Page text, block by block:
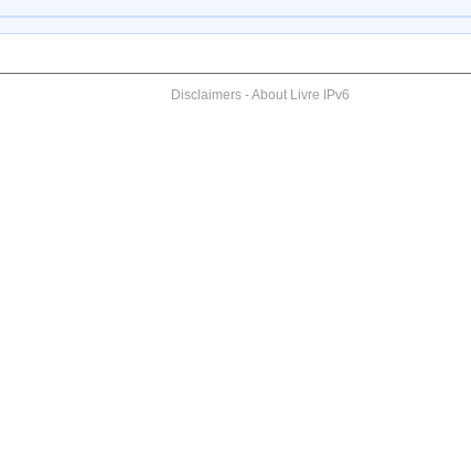
Disclaimers-About Livre IPv6